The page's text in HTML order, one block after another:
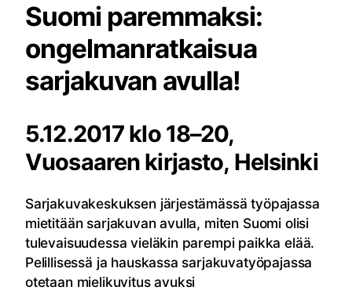
Suomi paremmaksi:
ongelmanratkaisua
sarjakuvan avulla!
5.12.2017 klo 18–20,
Vuosaaren kirjasto, Helsinki
Sarjakuvakeskuksen järjestämässä työpajassa
mietitään sarjakuvan avulla, miten Suomi olisi
tulevaisuudessa vieläkin parempi paikka elää.
Pelillisessä ja hauskassa sarjakuvatyöpajassa
otetaan mielikuvitus avuksi